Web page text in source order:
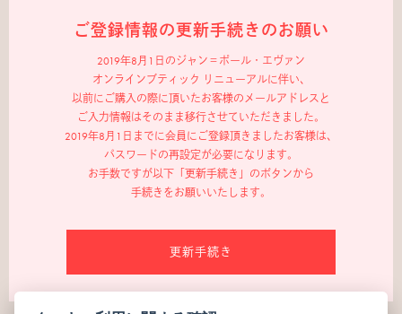
ご登録情報の更新手続きのお願い
2019年8月1日のジャン＝ポール・エヴァン
オンラインブティック リニューアルに伴い、
以前にご購入の際に頂いたお客様のメールアドレスと
ご入力情報はそのまま移行させていただきました。
2019年8月1日までに会員にご登録頂きましたお客様は、
パスワードの再設定が必要になります。
お手数ですが以下「更新手続き」のボタンから
手続きをお願いいたします。
更新手続き